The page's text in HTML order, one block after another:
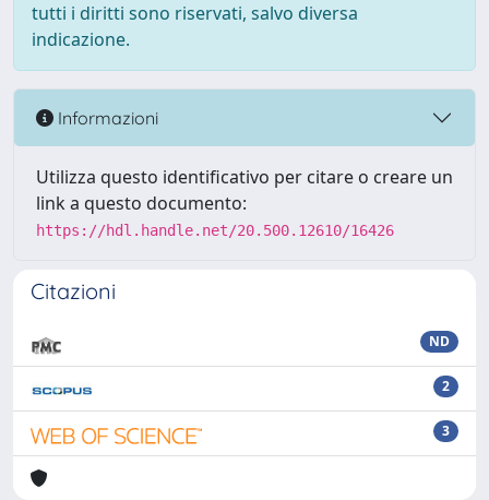
tutti i diritti sono riservati, salvo diversa
indicazione.
Informazioni
Utilizza questo identificativo per citare o creare un
link a questo documento:
https://hdl.handle.net/20.500.12610/16426
Citazioni
ND
2
3